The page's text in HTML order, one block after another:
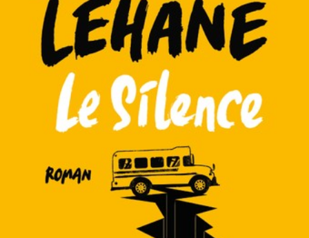
LIRE LA SUITE